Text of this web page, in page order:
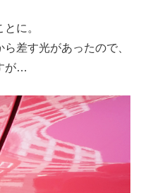
に。
差す光があったので、
が…